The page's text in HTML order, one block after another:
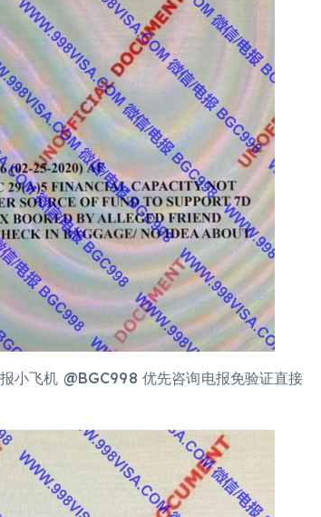
小飞机 @BGC998 优先咨询电报免验证直接